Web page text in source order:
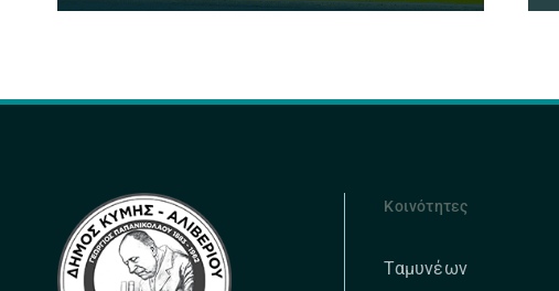
Κοινότητες
Ταμυνέων